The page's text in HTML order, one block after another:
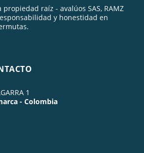
raíz - avalúos SAS, RAMZ
y honestidad en
1
- Colombia